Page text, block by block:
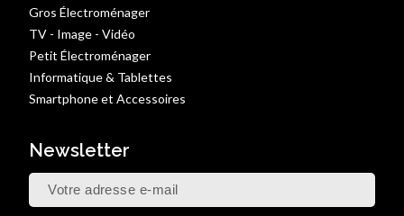
Gros Électroménager
TV - Image - Vidéo
Petit Électroménager
Informatique & Tablettes
Smartphone et Accessoires
Newsletter